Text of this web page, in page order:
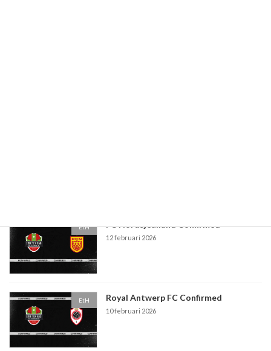
EtH FC Nordsjealland Confirmed
12 februari 2026
EtH Royal Antwerp FC Confirmed
10 februari 2026